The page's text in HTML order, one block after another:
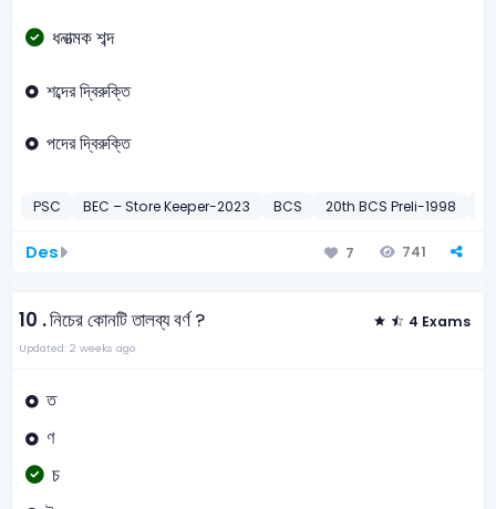
ধনাত্মক শব্দ
শব্দের দ্বিরুক্তি
পদের দ্বিরুক্তি
PSC BEC – Store Keeper-2023 BCS 20th BCS Preli-1998
Des 7 741
10 .নিচের কোনটি তালব্য বর্ণ ? 4 Exams
Updated: 2 weeks ago
ত
ণ
চ